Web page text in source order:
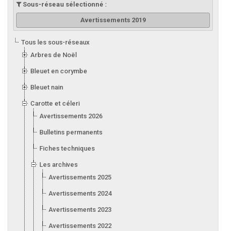
Sous-réseau sélectionné :
Avertissements 2019
Tous les sous-réseaux
Arbres de Noël
Bleuet en corymbe
Bleuet nain
Carotte et céleri
Avertissements 2026
Bulletins permanents
Fiches techniques
Les archives
Avertissements 2025
Avertissements 2024
Avertissements 2023
Avertissements 2022